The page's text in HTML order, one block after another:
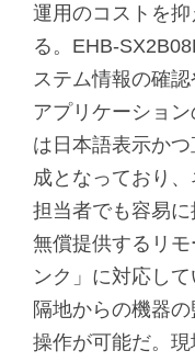
運用のコストを
る。EHB-
ステム情報の確
アプリケーショ
は日本語表示か
成となっており
担当者でも容易
無償提供するリ
ンク」に対応し
隔地からの機器
操作が可能だ。